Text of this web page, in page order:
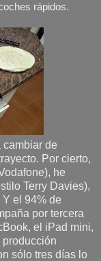
rápidos.
cambiar de
Por cierto,
he
Terry Davies),
el 94% de
por tercera
el iPad mini,
sólo tres días lo